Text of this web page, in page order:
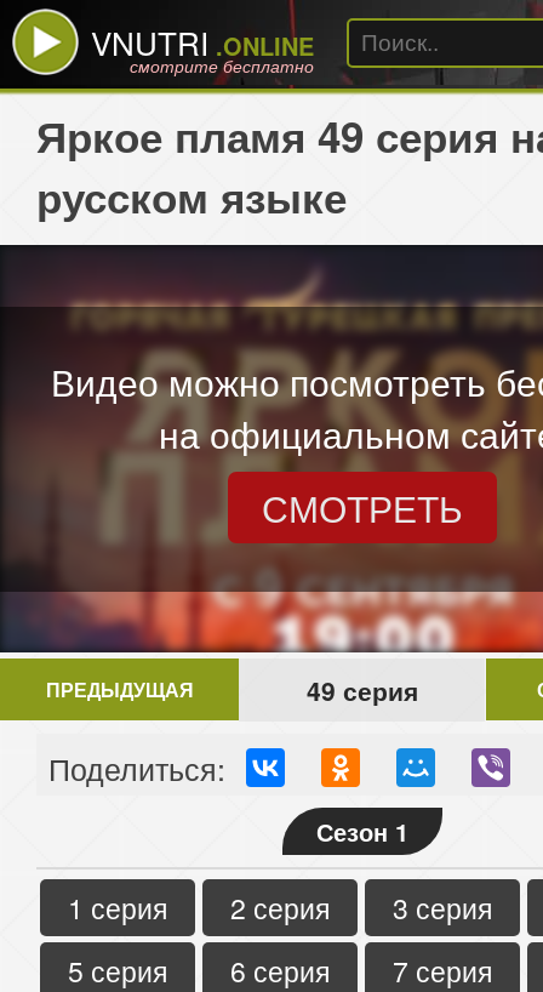
VNUTRI .ONLINE
смотрите бесплатно
Яркое пламя 49 серия
русском языке
Видео можно посмотреть
на официальном
СМОТРЕТЬ
ПРЕДЫДУЩАЯ 49 серия
Поделиться:
Сезон 1
1 серия 2 серия
3 серия
5 серия
6 серия
7 серия